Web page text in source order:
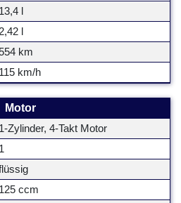
13,4 l
2,42 l
km
115 km/h
Motor
1-Zylinder, 4-Takt Motor
1
125 ccm